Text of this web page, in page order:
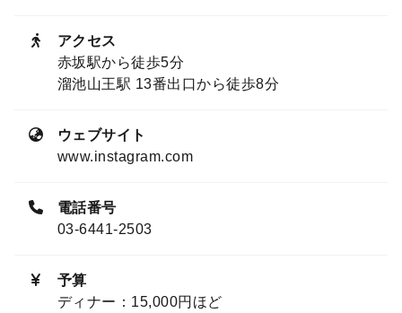
アクセス
赤坂駅から徒歩5分
溜池山王駅 13番出口から徒歩8分
ウェブサイト
www.instagram.com
電話番号
03-6441-2503
予算
ディナー：15,000円ほど